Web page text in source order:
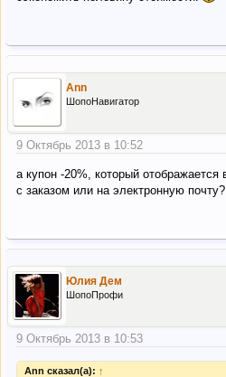
Ann
ШопоНавигатор
9 Октябрь 2013 в 10:52
а купон -20%, который
с заказом или на электронную почту?
Юлия Дем
ШопоПрофи
9 Октябрь 2013 в 10:53
Ann сказал(а): ↑